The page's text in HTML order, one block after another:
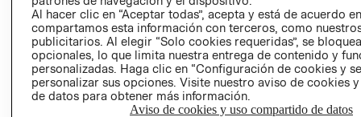
AVISO DE
COOKIES
Al hacer clic en “Aceptar todas”, acepta y está de acuerdo
compartamos esta información con terceros, como
publicitarios. Al elegir “Solo cookies requeridas”, se
opcionales, lo que limita nuestra entrega de contenido y
personalizadas. Haga clic en “Configuración de cookies y
personalizar sus opciones. Visite nuestro aviso de cookies
de datos para obtener más información.
Aviso de cookies y uso compartido de datos